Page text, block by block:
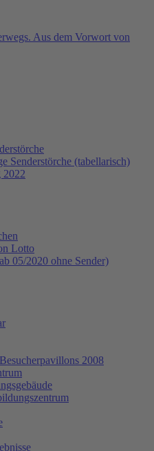
Aus dem Vorwort von
Senderstörche (tabellarisch)
2022
Lotto
05/2020 ohne Sender)
2008